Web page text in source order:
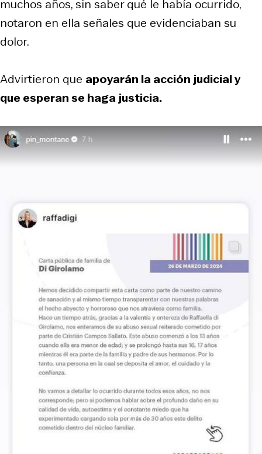
muchos años, sin saber qué le había ocurrido,
notaron en ella señales que evidenciaban su
dolor.
Advirtieron que apoyarán la acción judicial y
que esperan se haga justicia.